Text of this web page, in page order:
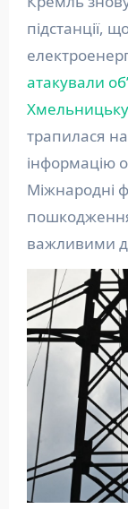
підстанції,
атакували
трапилася
інформацію
Міжнародні
пошкодження
важливими